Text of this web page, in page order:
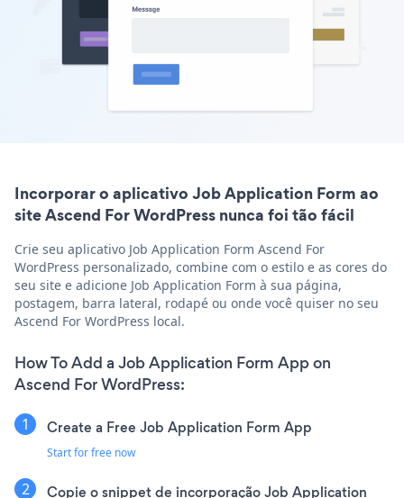
Incorporar o aplicativo Job Application Form ao
site Ascend For WordPress nunca foi tão fácil
Crie seu aplicativo Job Application Form Ascend For
WordPress personalizado, combine com o estilo e as cores do
seu site e adicione Job Application Form à sua página,
postagem, barra lateral, rodapé ou onde você quiser no seu
Ascend For WordPress local.
How To Add a Job Application Form App on
Ascend For WordPress:
Create a Free Job Application Form App
Start for free now
Copie o snippet de incorporação Job Application